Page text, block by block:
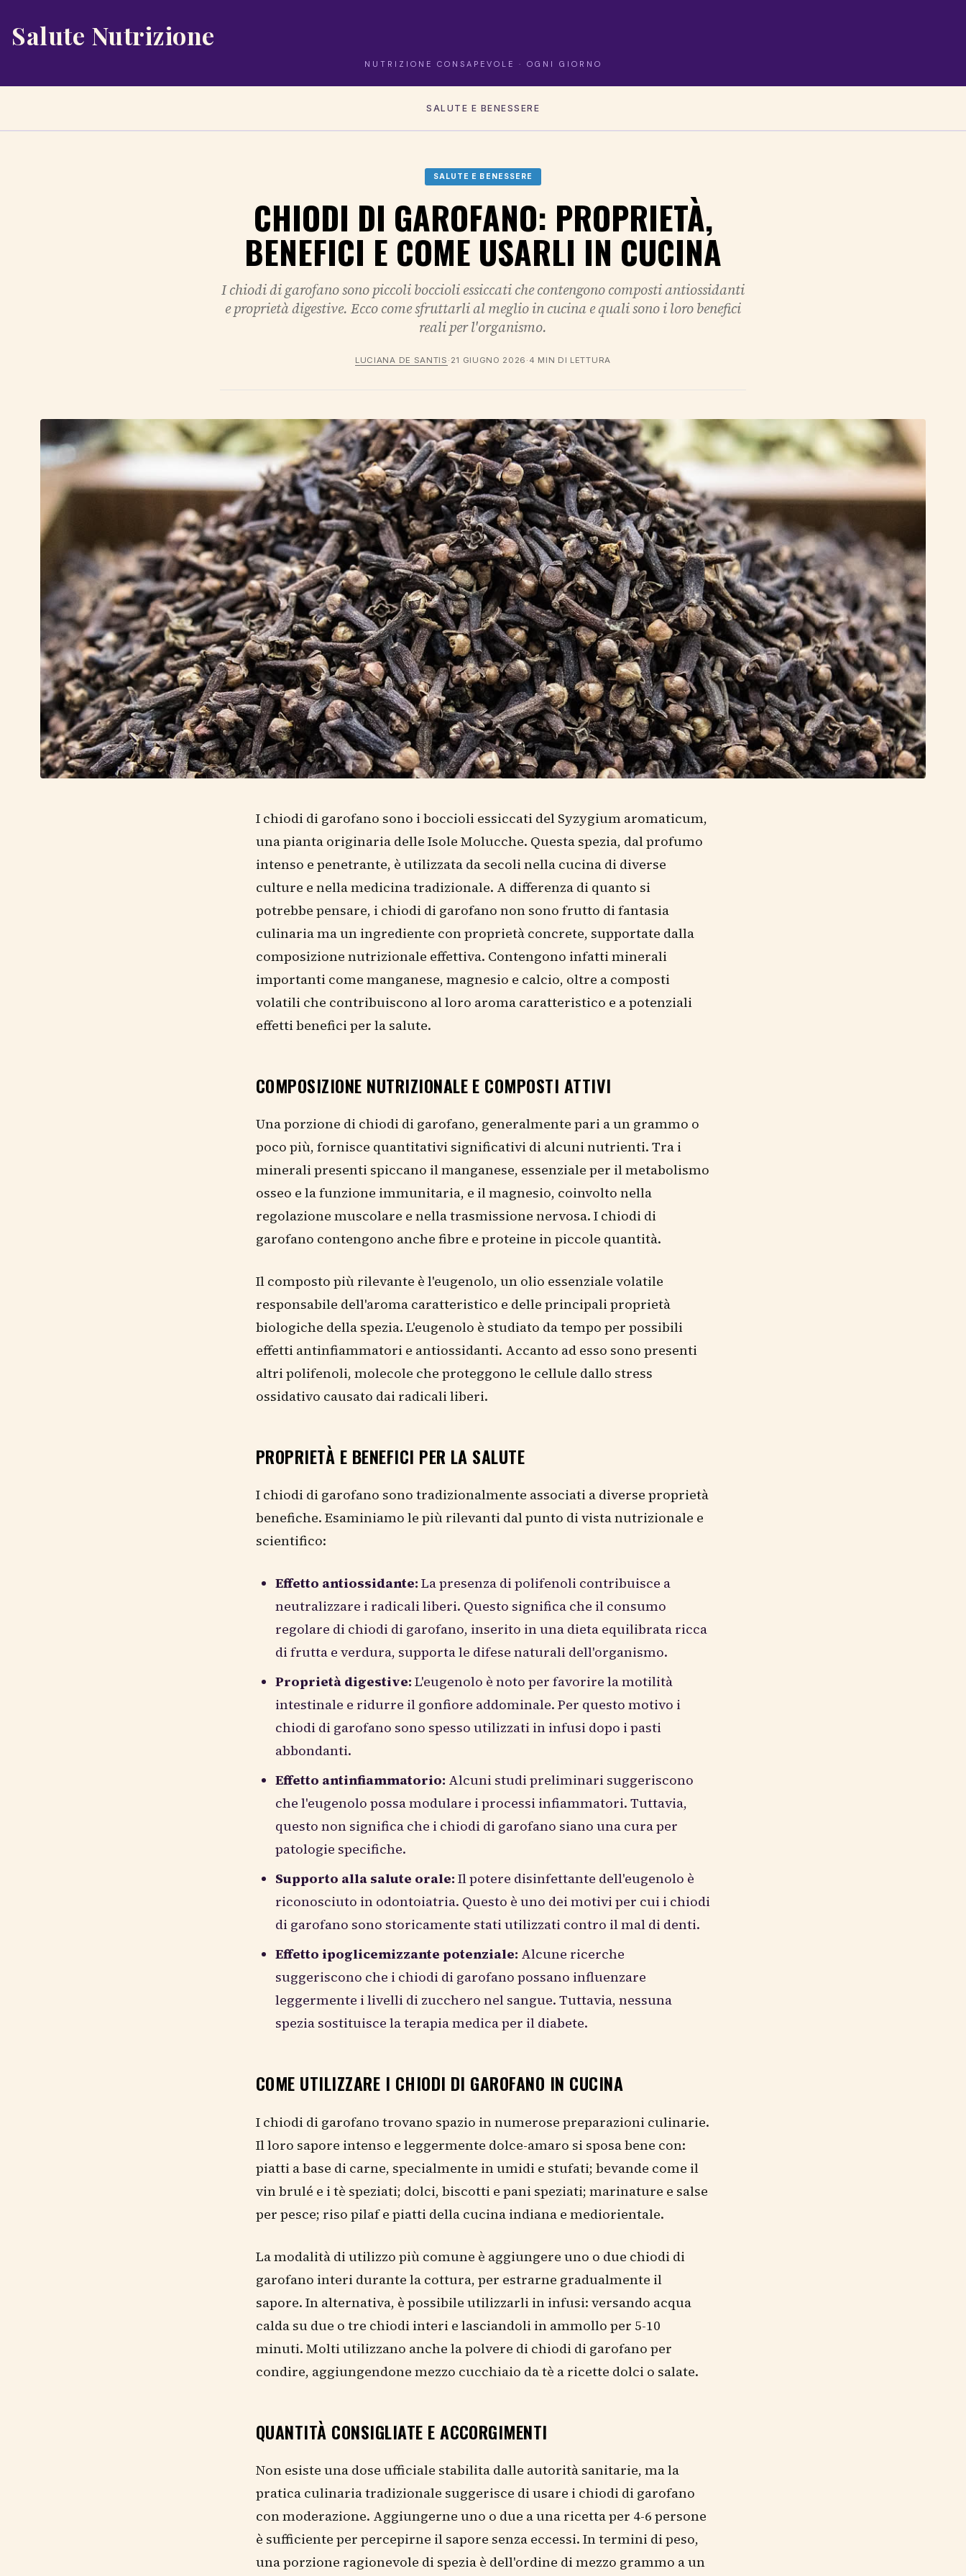
Salute Nutrizione
NUTRIZIONE CONSAPEVOLE · OGNI GIORNO
SALUTE E BENESSERE
SALUTE E BENESSERE
CHIODI DI GAROFANO: PROPRIETÀ,
BENEFICI E COME USARLI IN CUCINA
I chiodi di garofano sono piccoli boccioli essiccati che contengono composti antiossidanti
e proprietà digestive. Ecco come sfruttarli al meglio in cucina e quali sono i loro benefici
reali per l'organismo.
LUCIANA DE SANTIS · 21 GIUGNO 2026 · 4 MIN DI LETTURA
I chiodi di garofano sono i boccioli essiccati del Syzygium aromaticum,
una pianta originaria delle Isole Molucche. Questa spezia, dal profumo
intenso e penetrante, è utilizzata da secoli nella cucina di diverse
culture e nella medicina tradizionale. A differenza di quanto si
potrebbe pensare, i chiodi di garofano non sono frutto di fantasia
culinaria ma un ingrediente con proprietà concrete, supportate dalla
composizione nutrizionale effettiva. Contengono infatti minerali
importanti come manganese, magnesio e calcio, oltre a composti
volatili che contribuiscono al loro aroma caratteristico e a potenziali
effetti benefici per la salute.
COMPOSIZIONE NUTRIZIONALE E COMPOSTI ATTIVI
Una porzione di chiodi di garofano, generalmente pari a un grammo o
poco più, fornisce quantitativi significativi di alcuni nutrienti. Tra i
minerali presenti spiccano il manganese, essenziale per il metabolismo
osseo e la funzione immunitaria, e il magnesio, coinvolto nella
regolazione muscolare e nella trasmissione nervosa. I chiodi di
garofano contengono anche fibre e proteine in piccole quantità.
Il composto più rilevante è l'eugenolo, un olio essenziale volatile
responsabile dell'aroma caratteristico e delle principali proprietà
biologiche della spezia. L'eugenolo è studiato da tempo per possibili
effetti antinfiammatori e antiossidanti. Accanto ad esso sono presenti
altri polifenoli, molecole che proteggono le cellule dallo stress
ossidativo causato dai radicali liberi.
PROPRIETÀ E BENEFICI PER LA SALUTE
I chiodi di garofano sono tradizionalmente associati a diverse proprietà
benefiche. Esaminiamo le più rilevanti dal punto di vista nutrizionale e
scientifico:
Effetto antiossidante: La presenza di polifenoli contribuisce a
neutralizzare i radicali liberi. Questo significa che il consumo
regolare di chiodi di garofano, inserito in una dieta equilibrata ricca
di frutta e verdura, supporta le difese naturali dell'organismo.
Proprietà digestive: L'eugenolo è noto per favorire la motilità
intestinale e ridurre il gonfiore addominale. Per questo motivo i
chiodi di garofano sono spesso utilizzati in infusi dopo i pasti
abbondanti.
Effetto antinfiammatorio: Alcuni studi preliminari suggeriscono
che l'eugenolo possa modulare i processi infiammatori. Tuttavia,
questo non significa che i chiodi di garofano siano una cura per
patologie specifiche.
Supporto alla salute orale: Il potere disinfettante dell'eugenolo è
riconosciuto in odontoiatria. Questo è uno dei motivi per cui i chiodi
di garofano sono storicamente stati utilizzati contro il mal di denti.
Effetto ipoglicemizzante potenziale: Alcune ricerche
suggeriscono che i chiodi di garofano possano influenzare
leggermente i livelli di zucchero nel sangue. Tuttavia, nessuna
spezia sostituisce la terapia medica per il diabete.
COME UTILIZZARE I CHIODI DI GAROFANO IN CUCINA
I chiodi di garofano trovano spazio in numerose preparazioni culinarie.
Il loro sapore intenso e leggermente dolce-amaro si sposa bene con:
piatti a base di carne, specialmente in umidi e stufati; bevande come il
vin brulé e i tè speziati; dolci, biscotti e pani speziati; marinature e salse
per pesce; riso pilaf e piatti della cucina indiana e mediorientale.
La modalità di utilizzo più comune è aggiungere uno o due chiodi di
garofano interi durante la cottura, per estrarne gradualmente il
sapore. In alternativa, è possibile utilizzarli in infusi: versando acqua
calda su due o tre chiodi interi e lasciandoli in ammollo per 5-10
minuti. Molti utilizzano anche la polvere di chiodi di garofano per
condire, aggiungendone mezzo cucchiaio da tè a ricette dolci o salate.
QUANTITÀ CONSIGLIATE E ACCORGIMENTI
Non esiste una dose ufficiale stabilita dalle autorità sanitarie, ma la
pratica culinaria tradizionale suggerisce di usare i chiodi di garofano
con moderazione. Aggiungerne uno o due a una ricetta per 4-6 persone
è sufficiente per percepirne il sapore senza eccessi. In termini di peso,
una porzione ragionevole di spezia è dell'ordine di mezzo grammo a un